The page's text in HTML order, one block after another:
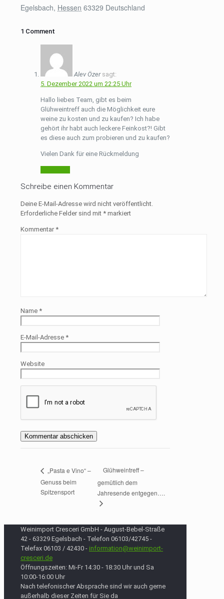
Egelsbach, Hessen 63329 Deutschland
1 Comment
Alev Özer sagt:
5. Dezember 2022 um 22:25 Uhr
Hallo liebes Team, gibt es beim
Glühweintreff auch die Möglichkeit eure
weine zu kosten und zu kaufen? Ich habe
gehört ihr habt auch leckere Feinkost?! Gibt
es diese auch zum probieren und zu kaufen?
Vielen Dank für eine Rückmeldung
Schreibe einen Kommentar
Deine E-Mail-Adresse wird nicht veröffentlicht.
Erforderliche Felder sind mit * markiert
Kommentar *
Name *
E-Mail-Adresse *
Website
„Pasta e Vino“ –
Genuss beim
Spitzensport
Glühweintreff –
gemütlich dem
Jahresende entgegen….
Weinimport Cresceri GmbH - August-Bebel-Straße
42 - 63329 Egelsbach - Telefon 06103/42745 -
Telefax 06103 / 42430 - information@weinimport-
cresceri.de
Öffnungszeiten: Mi-Fr 14:30 - 18:30 Uhr und Sa
10:00-16:00 Uhr
Nach telefonischer Absprache sind wir auch gerne
außerhalb dieser Zeiten für Sie da